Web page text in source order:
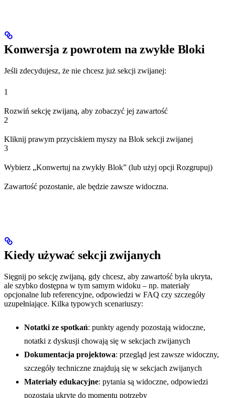
Konwersja z powrotem na zwykłe Bloki
Jeśli zdecydujesz, że nie chcesz już sekcji zwijanej:
1
Rozwiń sekcję zwijaną, aby zobaczyć jej zawartość
2
Kliknij prawym przyciskiem myszy na Blok sekcji zwijanej
3
Wybierz „Konwertuj na zwykły Blok” (lub użyj opcji Rozgrupuj)
Zawartość pozostanie, ale będzie zawsze widoczna.
Kiedy używać sekcji zwijanych
Sięgnij po sekcję zwijaną, gdy chcesz, aby zawartość była ukryta,
ale szybko dostępna w tym samym widoku – np. materiały
opcjonalne lub referencyjne, odpowiedzi w FAQ czy szczegóły
uzupełniające. Kilka typowych scenariuszy:
Notatki ze spotkań: punkty agendy pozostają widoczne,
notatki z dyskusji chowają się w sekcjach zwijanych
Dokumentacja projektowa: przegląd jest zawsze widoczny,
szczegóły techniczne znajdują się w sekcjach zwijanych
Materiały edukacyjne: pytania są widoczne, odpowiedzi
pozostają ukryte do momentu potrzeby